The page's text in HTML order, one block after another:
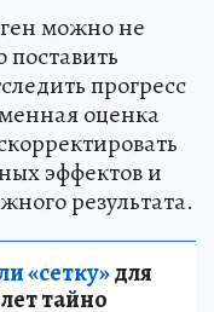
можно не
поставить
прогресс
оценка
эффектов и
результата.
«сетку»для
тайно